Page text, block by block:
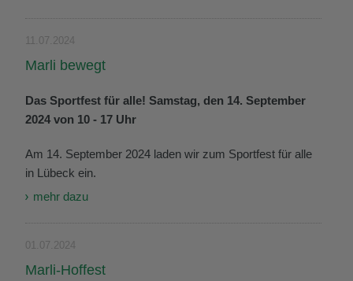
11.07.2024
Marli bewegt
Das Sportfest für alle! Samstag, den 14. September
2024 von 10 - 17 Uhr
Am 14. September 2024 laden wir zum Sportfest für alle
in Lübeck ein.
mehr dazu
01.07.2024
Marli-Hoffest